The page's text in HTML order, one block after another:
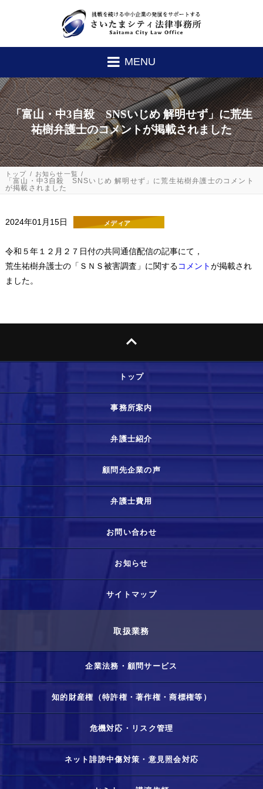
MENU
「富山・中3自殺 SNSいじめ 解明せず」に荒生
祐樹弁護士のコメントが掲載されました
トップ お知らせ一覧
「富山・中3自殺 SNSいじめ 解明せず」に荒生祐樹弁護士のコメント
が掲載されました
2024年01月15日 メディア
令和５年１２月２７日付の共同通信配信の記事にて，
荒生祐樹弁護士の「ＳＮＳ被害調査」に関するコメントが掲載され
ました。
トップ
事務所案内
弁護士紹介
顧問先企業の声
弁護士費用
お問い合わせ
お知らせ
サイトマップ
取扱業務
企業法務・顧問サービス
知的財産権（特許権・著作権・商標権等）
危機対応・リスク管理
ネット誹謗中傷対策・意見照会対応